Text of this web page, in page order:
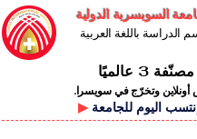
السويسرية الدولية
الدراسة باللغة العربية
مصنّفة 3 عالميًا
أونلاين وتخرّج في سويسرا.
▶